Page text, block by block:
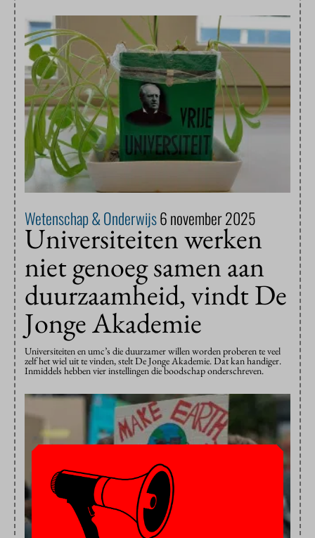
Wetenschap & Onderwijs6 november 2025
Universiteiten werken
niet genoeg samen aan
duurzaamheid, vindt De
Jonge Akademie
Universiteiten en umc’s die duurzamer willen worden proberen te veel
zelf het wiel uit te vinden, stelt De Jonge Akademie. Dat kan handiger.
Inmiddels hebben vier instellingen die boodschap onderschreven.